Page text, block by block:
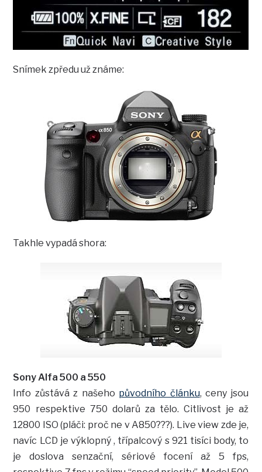
Snímek zpředu už známe:
Takhle vypadá shora:
Sony Alfa 500 a 550
Info zůstává z našeho původního článku, ceny jsou
950 respektive 750 dolarů za tělo. Citlivost je až
12800 ISO (pláči: proč ne v A850???). Live view zde je,
navíc LCD je výklopný , třípalcový s 921 tisíci body, to
je doslova senzační, sériové focení až 5 fps,